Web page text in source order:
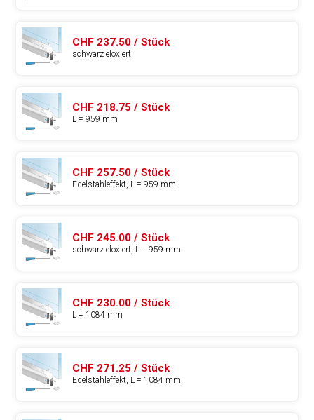
CHF 237.50 / Stück
schwarz eloxiert
CHF 218.75 / Stück
L = 959 mm
CHF 257.50 / Stück
Edelstahleffekt, L = 959 mm
CHF 245.00 / Stück
schwarz eloxiert, L = 959 mm
CHF 230.00 / Stück
L = 1084 mm
CHF 271.25 / Stück
Edelstahleffekt, L = 1084 mm